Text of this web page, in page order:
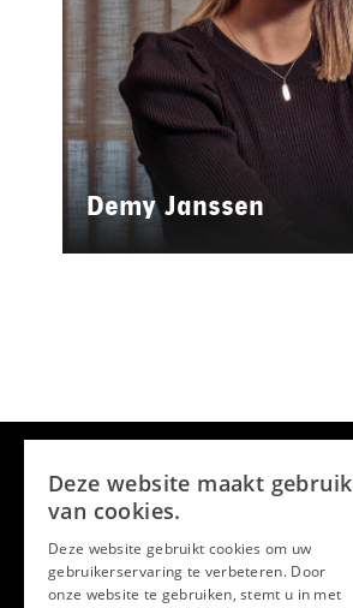
Demy Janssen
Deze website maakt gebruik
van cookies.
Deze website gebruikt cookies om uw
gebruikerservaring te verbeteren. Door
onze website te gebruiken, stemt u in met